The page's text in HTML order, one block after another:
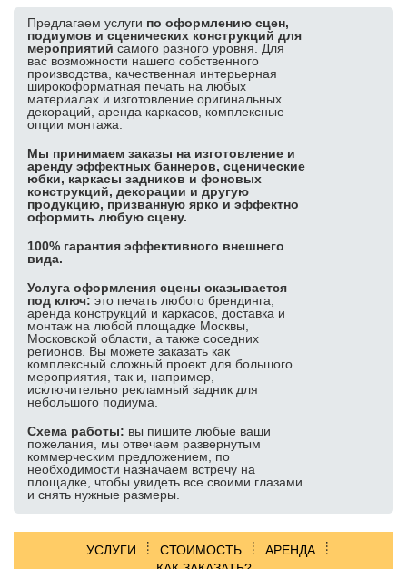
Аренда трибуны
Баннерные стенды
Аренда ширм
Аренда ковролина, травы
Аренда буклетницы
Лототрон в аренду
Аренда декораций
Аренда подиума
Изготовление задников
Буквы, вывески, логотипы
Объемные кубы
Изготовление табличек
Изготовление подиумов
УСЛУГИ ОФОРМЛЕНИЯ:
Широкоформатная печать и изделия
Оформление мероприятия баннерами
Оформление конференций
Оформление выставочного стенда
Оформление президиума
Предлагаем услуги по оформлению сцен,
подиумов и сценических конструкций для
мероприятий самого разного уровня. Для
вас возможности нашего собственного
производства, качественная интерьерная
широкоформатная печать на любых
материалах и изготовление оригинальных
декораций, аренда каркасов, комплексные
опции монтажа.
Мы принимаем заказы на изготовление и
аренду эффектных баннеров, сценические
юбки, каркасы задников и фоновых
конструкций, декорации и другую
продукцию, призванную ярко и эффектно
оформить любую сцену.
100% гарантия эффективного внешнего
вида.
Услуга оформления сцены оказывается
под ключ: это печать любого брендинга,
аренда конструкций и каркасов, доставка и
монтаж на любой площадке Москвы,
Московской области, а также соседних
регионов. Вы можете заказать как
комплексный сложный проект для большого
мероприятия, так и, например,
исключительно рекламный задник для
небольшого подиума.
Схема работы: вы пишите любые ваши
пожелания, мы отвечаем развернутым
коммерческим предложением, по
необходимости назначаем встречу на
площадке, чтобы увидеть все своими глазами
и снять нужные размеры.
УСЛУГИ СТОИМОСТЬ
АРЕНДА